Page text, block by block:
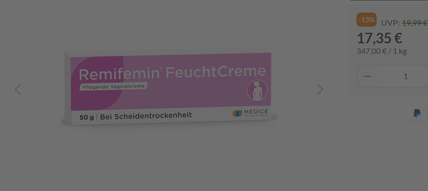
-13% UVP: 19,99 €
17,35 €
347,00 € / 1 kg